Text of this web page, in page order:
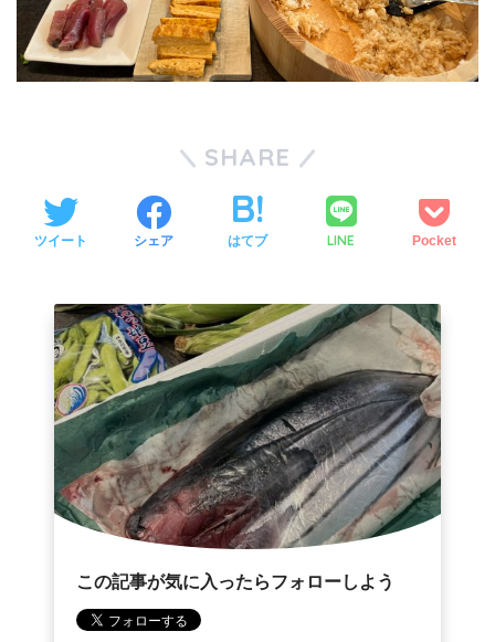
SHARE
ツイート シェア はてブ LINE Pocket
この記事が気に入ったらフォローしよう